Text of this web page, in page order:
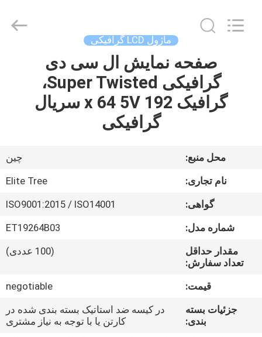
محصولات
دربارهی
کارخانه
تور
کنترل
Technology.
ماژول LCD گرافیکی
صفحه نمایش ال سی دی
گرافیکی Super Twisted،
گرافیک 192 x 64 5V سریال
گرافیکی
محل منبع:
چین
نام تجاری:
Elite Tree
گواهی:
ISO9001:2015 / ISO14001
شماره مدل:
ET19264B03
مقدار حداقل
تعداد سفارش:
(100 عددی)
قیمت:
negotiable
جزئیات بسته
بندی:
در کیسه ضد استاتیک بسته بندی شده در
کارتن یا با توجه به نیاز مشتری